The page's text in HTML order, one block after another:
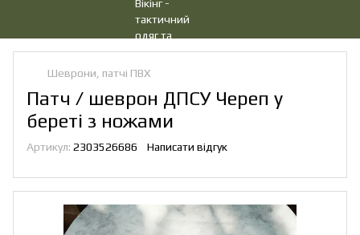
Шеврони, патчі ПВХ
Патч / шеврон ДПСУ Череп у
береті з ножами
Артикул: 2303526686 Написати відгук